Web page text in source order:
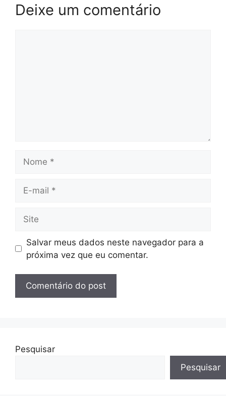
Deixe um comentário
mail
Salvar meus dados neste navegador para a
próxima vez que eu comentar.
Pesquisar
Pesquisar